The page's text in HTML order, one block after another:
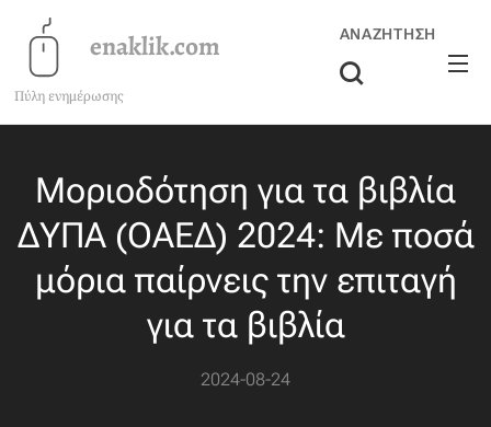
enaklik.com
Πύλη ενημέρωσης
ΑΝΑΖΉΤΗΣΗ
Μοριοδότηση για τα βιβλία
ΔΥΠΑ (ΟΑΕΔ) 2024: Με ποσά
μόρια παίρνεις την επιταγή
για τα βιβλία
2024-08-24